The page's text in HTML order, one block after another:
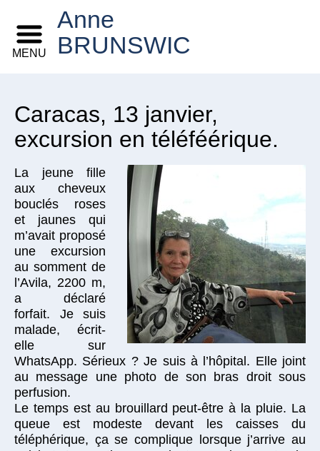
Anne
BRUNSWIC
MENU
Caracas, 13 janvier,
excursion en téléféérique.
La jeune fille
aux cheveux
bouclés roses
et jaunes qui
m’avait proposé
une excursion
au somment de
l’Avila, 2200 m,
a déclaré
forfait. Je suis
malade, écrit-
elle sur
WhatsApp. Sérieux ? Je suis à l’hôpital. Elle joint
au message une photo de son bras droit sous
perfusion.
Le temps est au brouillard peut-être à la pluie. La
queue est modeste devant les caisses du
téléphérique, ça se complique lorsque j’arrive au